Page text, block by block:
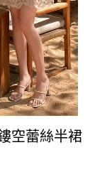
空蕾絲半裙